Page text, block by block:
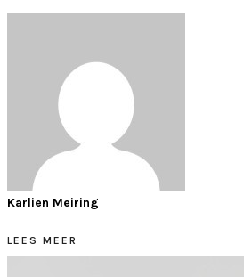
Karlien Meiring
LEES MEER